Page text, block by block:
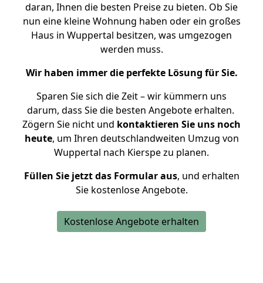
daran, Ihnen die besten Preise zu bieten. Ob Sie
nun eine kleine Wohnung haben oder ein großes
Haus in Wuppertal besitzen, was umgezogen
werden muss.
Wir haben immer die perfekte Lösung für Sie.
Sparen Sie sich die Zeit – wir kümmern uns
darum, dass Sie die besten Angebote erhalten.
Zögern Sie nicht und kontaktieren Sie uns noch
heute, um Ihren deutschlandweiten Umzug von
Wuppertal nach Kierspe zu planen.
Füllen Sie jetzt das Formular aus, und erhalten
Sie kostenlose Angebote.
Kostenlose Angebote erhalten